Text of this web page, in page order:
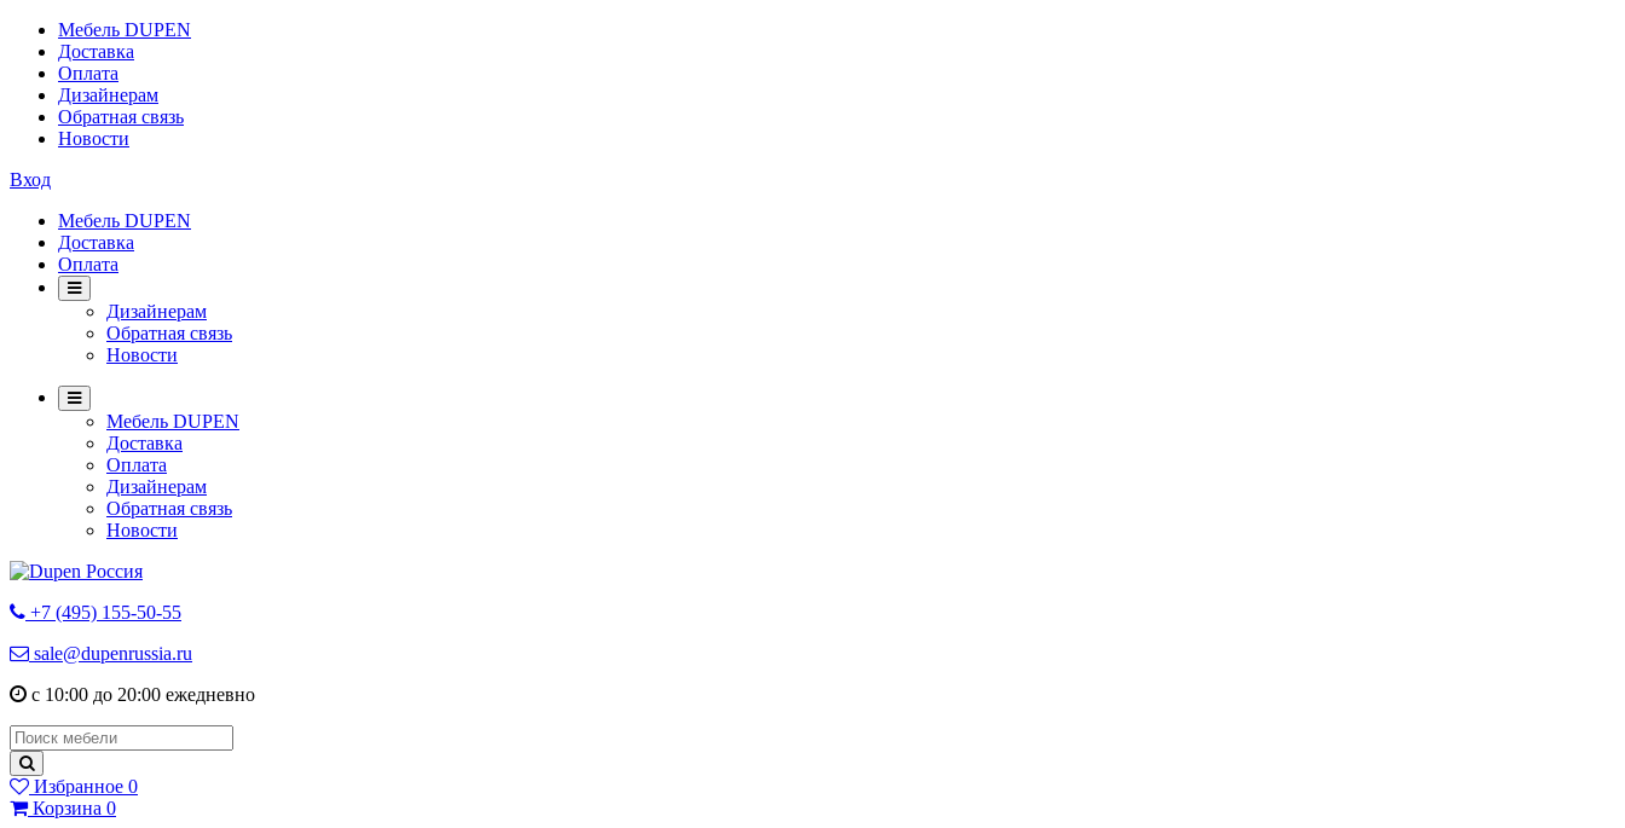
Мебель DUPEN
Доставка
Оплата
Дизайнерам
Обратная связь
Новости
Вход
Мебель DUPEN
Доставка
Оплата
Дизайнерам
Обратная связь
Новости
Мебель DUPEN
Доставка
Оплата
Дизайнерам
Обратная связь
Новости
+7 (495) 155-50-55
sale@dupenrussia.ru
с 10:00 до 20:00 ежедневно
Избранное 0
Корзина 0